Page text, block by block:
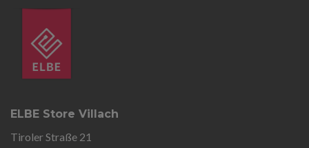
ELBE Store Villach
Tiroler Straße 21